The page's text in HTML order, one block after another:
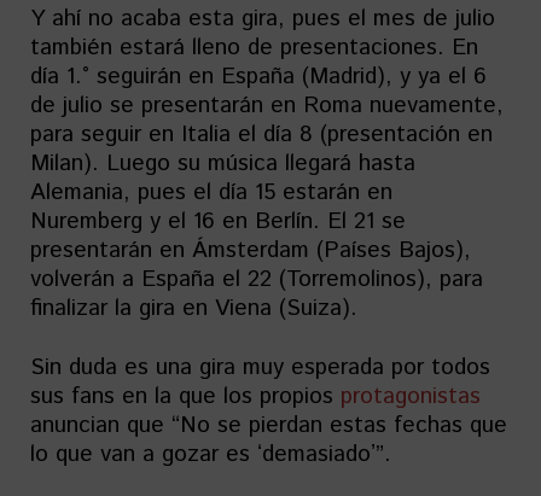
Y ahí no acaba esta gira, pues el mes de julio
también estará lleno de presentaciones. En
día 1.° seguirán en España (Madrid), y ya el 6
de julio se presentarán en Roma nuevamente,
para seguir en Italia el día 8 (presentación en
Milan). Luego su música llegará hasta
Alemania, pues el día 15 estarán en
Nuremberg y el 16 en Berlín. El 21 se
presentarán en Ámsterdam (Países Bajos),
volverán a España el 22 (Torremolinos), para
finalizar la gira en Viena (Suiza).
Sin duda es una gira muy esperada por todos
sus fans en la que los propios protagonistas
anuncian que “No se pierdan estas fechas que
lo que van a gozar es ʻdemasiadoʼ”.